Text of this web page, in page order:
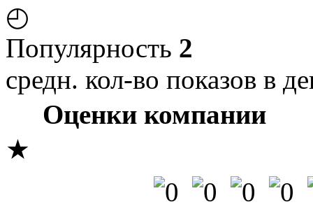
◴
Популярность 2
средн. кол-во показов в
Оценки компании
★